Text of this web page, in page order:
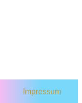
Impressum